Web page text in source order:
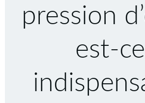
pression
est-ce